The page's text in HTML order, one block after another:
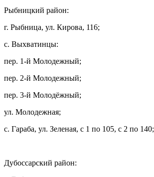
Рыбницкий район:
г. Рыбница, ул. Кирова, 116;
с. Выхватинцы:
пер. 1-й Молодежный;
пер. 2-й Молодежный;
пер. 3-й Молодёжный;
ул. Молодежная;
с. Гараба, ул. Зеленая, с 1 по 105, с 2 по 140;
Дубоссарский район: